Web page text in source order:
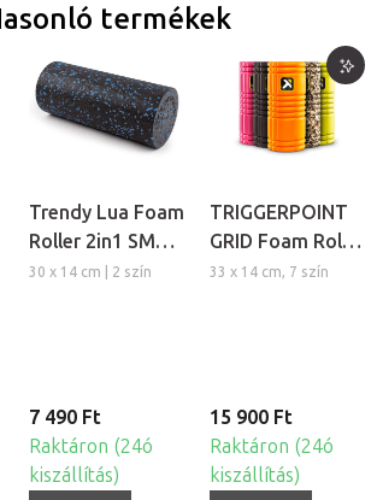
termékek
Trendy Lua Foam
Roller 2in1 SMR
masszázs henger
30 x 14 cm | 2 szín
7 490 Ft
Raktáron (24ó
kiszállítás)
TRIGGERPOINT
GRID Foam Roller
masszázs henger
33 x 14 cm, 7 szín
15 900 Ft
Raktáron (24ó
kiszállítás)